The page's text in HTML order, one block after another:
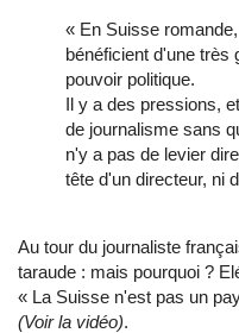
« En Suisse
bénéficient d'une très
pouvoir politique.
Il y a des pressions,
de journalisme sans
n'y a pas de levier
tête d'un directeur, ni
Au tour du journaliste
taraude : mais pourquoi ?
« La Suisse n'est pas un
(Voir la vidéo).